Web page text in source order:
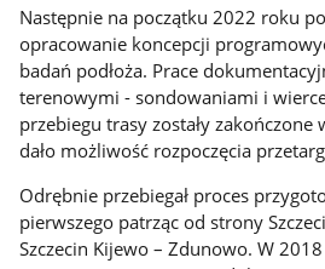
Następnie na początku 2022 roku
opracowanie koncepcji
badań podłoża. Prace
terenowymi - sondowaniami i
przebiegu trasy zostały zakończone
dało możliwość rozpoczęcia
Odrębnie przebiegał proces
pierwszego patrząc od strony
Szczecin Kijewo – Zdunowo. W